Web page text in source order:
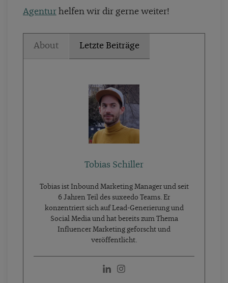
Agentur helfen wir dir gerne weiter!
About Letzte Beiträge
Tobias Schiller
Tobias ist Inbound Marketing Manager und seit
6 Jahren Teil des suxeedo Teams. Er
konzentriert sich auf Lead-Generierung und
Social Media und hat bereits zum Thema
Influencer Marketing geforscht und
veröffentlicht.